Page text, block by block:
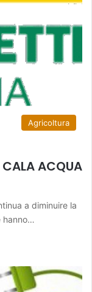
Agricoltura
CALA ACQUA
a diminuire la
hanno…